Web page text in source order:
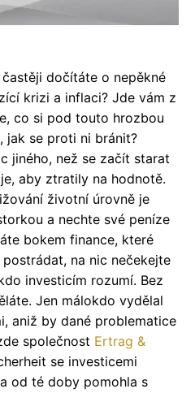
dočítáte o nepěkné
krizi a inflaci? Jde vám z
co si pod touto hrozbou
jak se proti ni bránit?
jiného, než se začít starat
aby ztratily na hodnotě.
životní úrovně je
a nechte své peníze
bokem finance, které
na nic nečekejte
investicím rozumí. Bez
Jen málokdo vydělal
aniž by dané problematice
společnost Ertrag &
se investicemi
od té doby pomohla s